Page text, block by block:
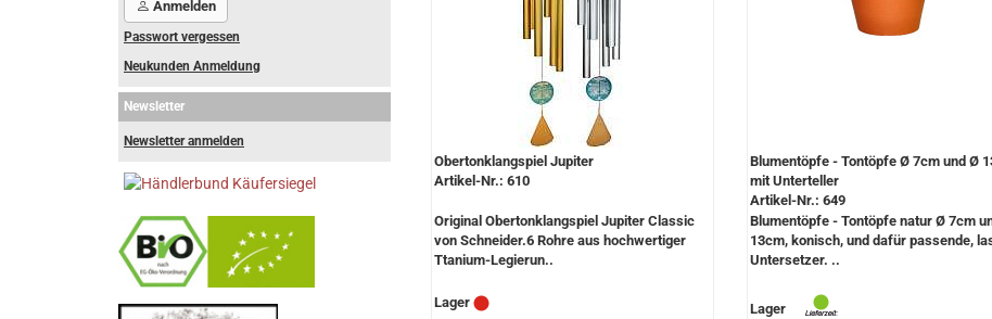
Obertonklangspiel Jupiter
Artikel-Nr.: 610
Original Obertonklangspiel Jupiter Classic
von Schneider.6 Rohre aus hochwertiger
Ttanium-Legierun..
Lager
Blumentöpfe - Tontöpfe Ø 7cm und Ø
mit Unterteller
Artikel-Nr.: 649
Blumentöpfe - Tontöpfe natur Ø 7cm
13cm, konisch, und dafür passende,
Untersetzer. ..
Lager
Anmelden
Passwort vergessen
Neukunden Anmeldung
Newsletter
Newsletter anmelden